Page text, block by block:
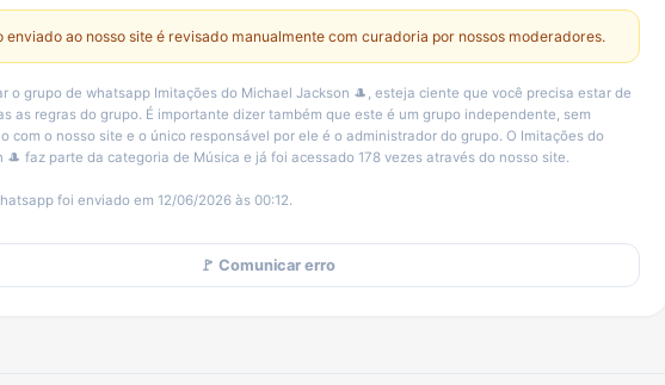
enviado ao nosso site é revisado manualmente com curadoria por nossos moderadores.
o grupo de whatsapp Imitações do Michael Jackson 🎩, esteja ciente que você precisa estar de
as regras do grupo. É importante dizer também que este é um grupo independente, sem
com o nosso site e o único responsável por ele é o administrador do grupo. O Imitações do
🎩 faz parte da categoria de Música e já foi acessado 178 vezes através do nosso site.
foi enviado em 12/06/2026 às 00:12.
🚩 Comunicar erro